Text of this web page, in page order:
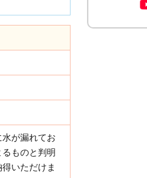
が漏れてお
ものと判明
いただけま